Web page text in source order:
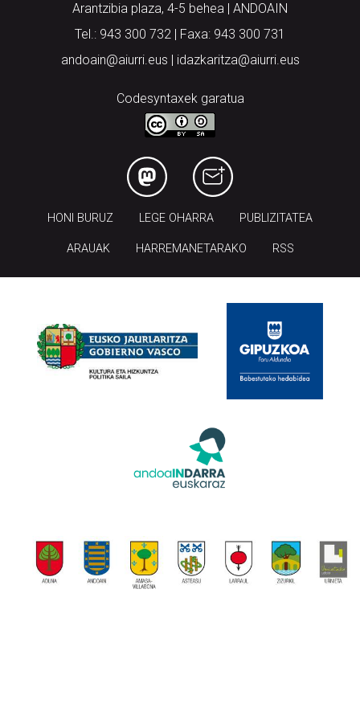
Arantzibia plaza, 4-5 behea | ANDOAIN
Tel.: 943 300 732 | Faxa: 943 300 731
andoain@aiurri.eus | idazkaritza@aiurri.eus
Codesyntaxek garatua
HONI BURUZ LEGE OHARRA PUBLIZITATEA
ARAUAK HARREMANETARAKO RSS